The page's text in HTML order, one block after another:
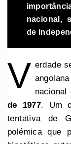
nacional,
de
V erdade
de 1977. Um
tentativa de
polémica que